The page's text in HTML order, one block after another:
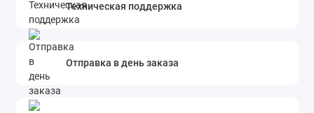
Техническая поддержка
Отправка в день заказа